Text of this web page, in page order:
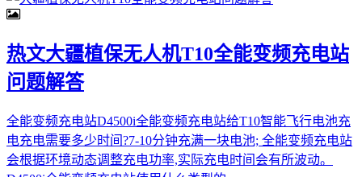
热文大疆植保无人机T10全能变频充电站
问题解答
全能变频充电站D4500i全能变频充电站给T10智能飞行电池充
电充电需要多少时间?7-10分钟充满一块电池; 全能变频充电站
会根据环境动态调整充电功率,实际充电时间会有所波动。